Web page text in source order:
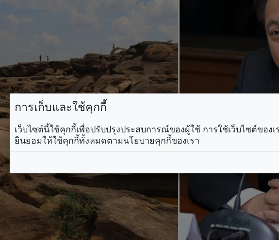
การเก็บและใช้คุกกี้
เว็บไซต์นี้ใช้คุกกี้เพื่อปรับปรุงประสบการณ์ของผู้ใช้ การใช้เว็บไซต์ของ
ยินยอมให้ใช้คุกกี้ทั้งหมดตามนโยบายคุกกี้ของเรา